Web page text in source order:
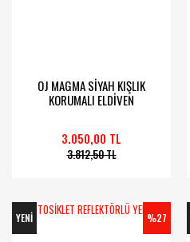
OJ MAGMA SİYAH KIŞLIK
KORUMALI ELDİVEN
3.050,00 TL
3.812,50 TL
YENİ %27